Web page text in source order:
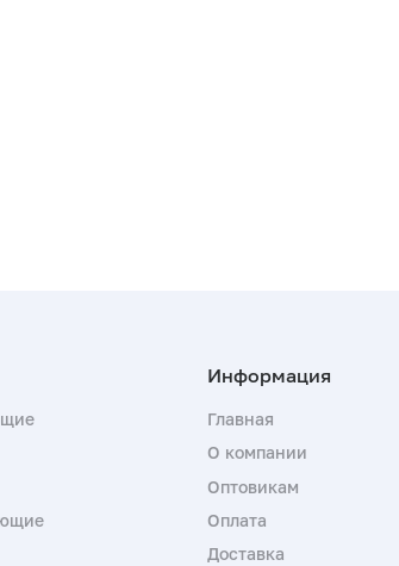
Главная
О компании
Оптовикам
Оплата
Доставка